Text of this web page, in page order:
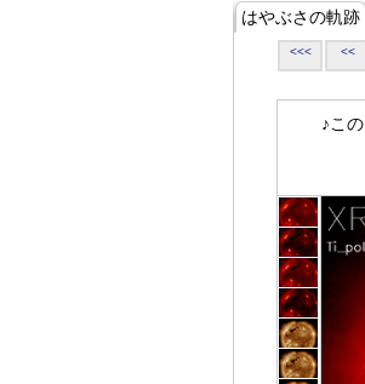
はやぶさの軌跡
<<< <<
♪この